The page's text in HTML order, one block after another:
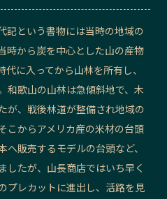
アンバサダー
記という書物には当時の地域の
時から炭を中心とした山の産物
に入ってから山林を所有し、
和歌山の山林は急傾斜地で、木
が、戦後林道が整備され地域の
こからアメリカ産の米材の台頭
販売するモデルの台頭など、
したが、山長商店ではいち早く
プレカットに進出し、活路を見